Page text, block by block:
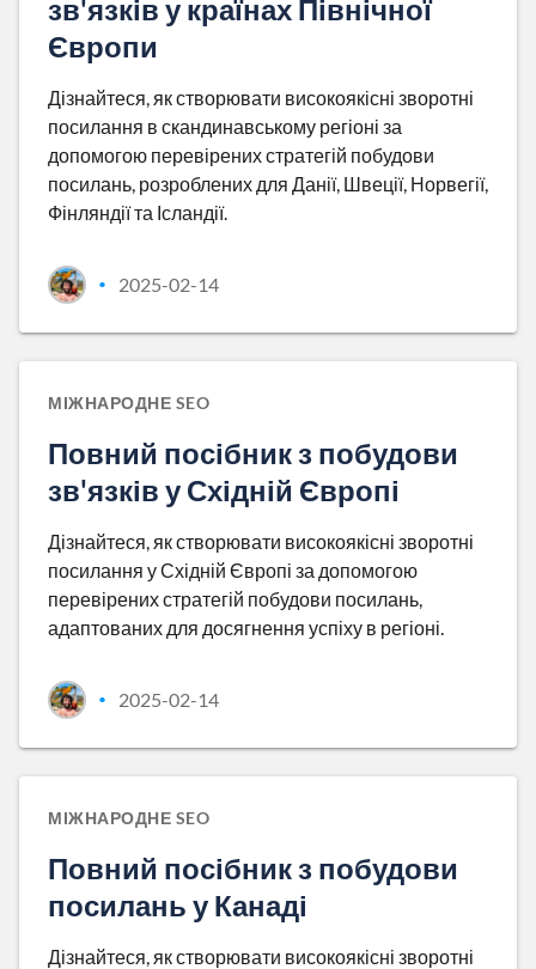
зв'язків у країнах Північної
Європи
Дізнайтеся, як створювати високоякісні зворотні
посилання в скандинавському регіоні за
допомогою перевірених стратегій побудови
посилань, розроблених для Данії, Швеції, Норвегії,
Фінляндії та Ісландії.
• 2025-02-14
МІЖНАРОДНЕ SEO
Повний посібник з побудови
зв'язків у Східній Європі
Дізнайтеся, як створювати високоякісні зворотні
посилання у Східній Європі за допомогою
перевірених стратегій побудови посилань,
адаптованих для досягнення успіху в регіоні.
• 2025-02-14
МІЖНАРОДНЕ SEO
Повний посібник з побудови
посилань у Канаді
Дізнайтеся, як створювати високоякісні зворотні